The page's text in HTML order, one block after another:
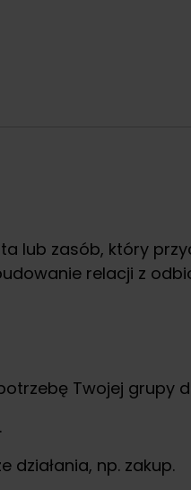
lub zasób, który
relacji z
Twojej grupy
np. zakup.